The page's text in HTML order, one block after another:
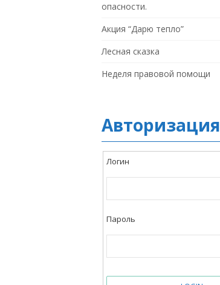
опасности.
Акция “Дарю тепло”
Лесная сказка
Неделя правовой помощи
Авторизация
Логин
Пароль